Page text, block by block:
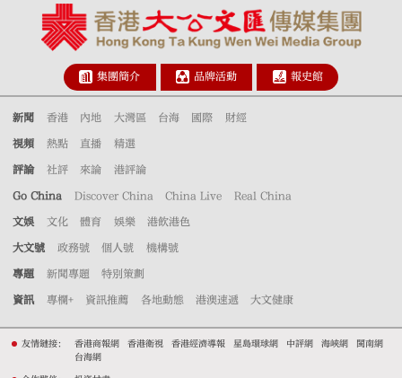
集團簡介 品牌活動 報史館
新聞 香港 內地 大灣區 台海 國際 財經
視頻 熱點 直播 精選
評論 社評 來論 港評論
Go China Discover China China Live Real China
文娛 文化 體育 娛樂 港飲港色
大文號 政務號 個人號 機構號
專題 新聞專題 特別策劃
資訊 專欄+ 資訊推薦 各地動態 港澳速遞 大文健康
友情鏈接： 香港商報網 香港衛視 香港經濟導報 星島環球網 中評網 海峽網
閩南網
台海網